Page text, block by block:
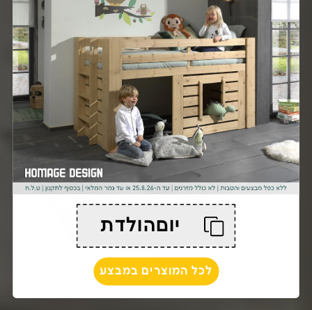
יוםהולדת
לכל המוצרים במבצע